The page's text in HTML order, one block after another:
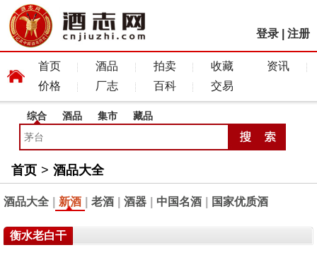
登录 注册
首页 酒品 拍卖 收藏
资讯
价格
厂志 百科 交易
综合 酒品 集市 藏品
首页 > 酒品大全
酒品大全 新酒 老酒 酒器 中国名酒 国家优质酒
衡水老白干